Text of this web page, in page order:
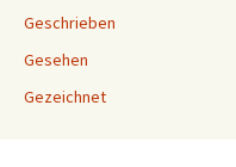
Geschrieben
Gesehen
Gezeichnet